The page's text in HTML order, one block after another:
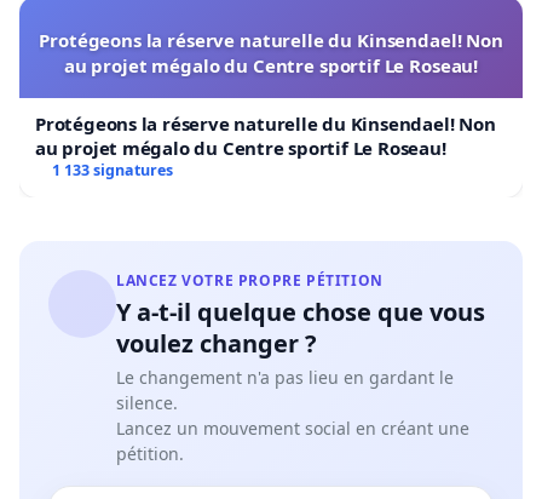
Protégeons la réserve naturelle du Kinsendael! Non
au projet mégalo du Centre sportif Le Roseau!
Protégeons la réserve naturelle du Kinsendael! Non
au projet mégalo du Centre sportif Le Roseau!
1 133 signatures
LANCEZ VOTRE PROPRE PÉTITION
Y a-t-il quelque chose que vous
voulez changer ?
Le changement n'a pas lieu en gardant le
silence.
Lancez un mouvement social en créant une
pétition.